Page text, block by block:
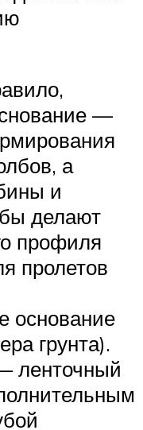
—
а
и
делают
профиля
пролетов
основание
грунта).
ленточный